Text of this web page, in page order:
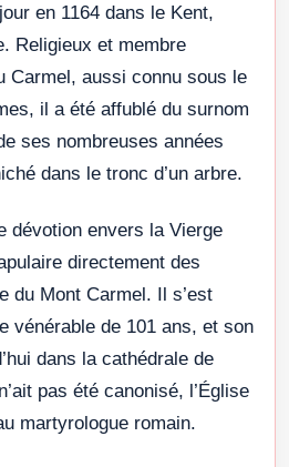
en 1164 dans le Kent,
Religieux et membre
Carmel, aussi connu sous le
il a été affublé du surnom
ses nombreuses années
dans le tronc d’un arbre.
dévotion envers la Vierge
directement des
du Mont Carmel. Il s’est
vénérable de 101 ans, et son
dans la cathédrale de
pas été canonisé, l’Église
martyrologue romain.